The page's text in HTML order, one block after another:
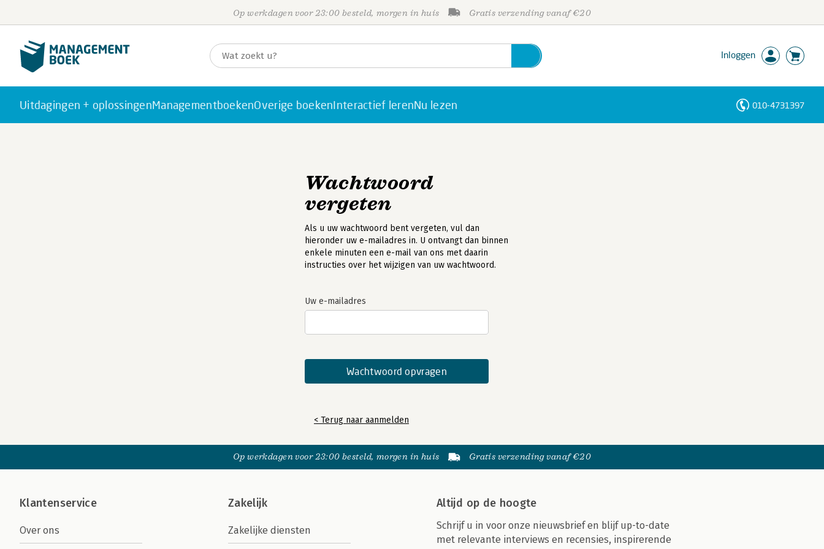
Op werkdagen voor 23:00 besteld, morgen in huis Gratis verzending vanaf €20
Inloggen
Uitdagingen + oplossingenManagementboekenOverige boekenInteractief lerenNu lezen 010-4731397
Wachtwoord
vergeten
Als u uw wachtwoord bent vergeten, vul dan
hieronder uw e-mailadres in. U ontvangt dan binnen
enkele minuten een e-mail van ons met daarin
instructies over het wijzigen van uw wachtwoord.
Uw e-mailadres
< Terug naar aanmelden
Op werkdagen voor 23:00 besteld, morgen in huis Gratis verzending vanaf €20
Klantenservice
Over ons
Zakelijk
Zakelijke diensten
Altijd op de hoogte
Schrijf u in voor onze nieuwsbrief en blijf up-to-date
met relevante interviews en recensies, inspirerende
Personen